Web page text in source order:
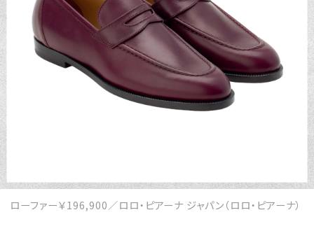
会員登録
Log in or Sign up
SPUR読者のためのメンバーシッププログラム
「The SPUR Club」。便利な機能と特典を無料で楽し
ローファー￥196,900／ロロ・ピアーナ ジャパン（ロロ・ピアーナ）